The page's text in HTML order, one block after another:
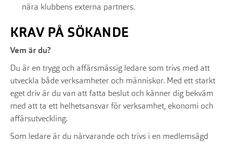
nära klubbens externa partners.
KRAV PÅ SÖKANDE
Vem är du?
Du är en trygg och affärsmässig ledare som trivs med att
utveckla både verksamheter och människor. Med ett starkt
eget driv är du van att fatta beslut och känner dig bekväm
med att ta ett helhetsansvar för verksamhet, ekonomi och
affärsutveckling.
Som ledare är du närvarande och trivs i en medlemsägd